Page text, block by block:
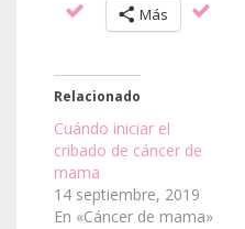
Más
Relacionado
Cuándo iniciar el
cribado de cáncer de
mama
14 septiembre, 2019
En «Cáncer de mama»